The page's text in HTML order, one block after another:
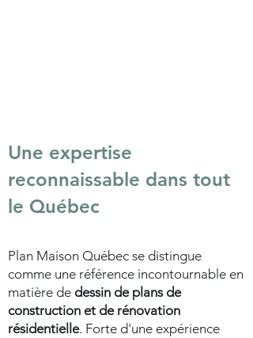
Une expertise
reconnaissable dans tout
le Québec
Plan Maison Québec se distingue
comme une référence incontournable en
matière de dessin de plans de
construction et de rénovation
résidentielle. Forte d'une expérience